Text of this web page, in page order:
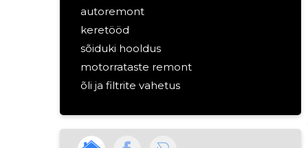
autoremont
keretööd
sõiduki hooldus
motorrataste remont
õli ja filtrite vahetus
rehvi- ja veljetööd